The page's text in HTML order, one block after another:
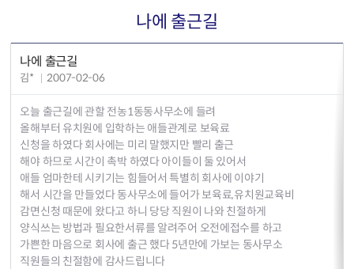
나에 출근길
나에 출근길
김* 2007-02-06
오늘 출근길에 관할 전농1동동사무소에 들려
올해부터 유치원에 입학하는 애들관계로 보육료
신청을 하였다 회사에는 미리 말했지만 빨리 출근
해야 하므로 시간이 촉박 하였다 아이들이 둘 있어서
애들 엄마한테 시키기는 힘들어서 특별히 회사에 이야기
해서 시간을 만들었다 동사무소에 들어가 보육료,유치원교육비
감면신청 때문에 왔다고 하니 당당 직원이 나와 친절하게
양식쓰는 방법과 필요한서류를 알려주어 오전에접수를 하고
가쁜한 마음으로 회사에 출근 했다 5년만에 가보는 동사무소
직원들의 친절함에 감사드립니다